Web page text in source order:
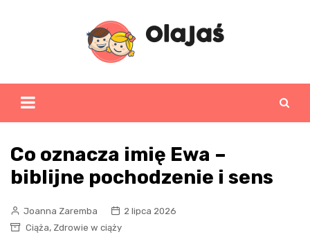
Co oznacza imię Ewa –
biblijne pochodzenie i sens
Joanna Zaremba
2 lipca 2026
Ciąża, Zdrowie w ciąży